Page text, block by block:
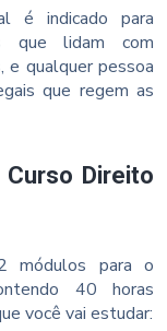
é indicado para
que lidam com
e qualquer pessoa
que regem as
Direito
módulos para o
40 horas
você vai estudar: